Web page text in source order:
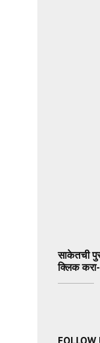
साकेतची
क्लिक करा-
FOLLOW